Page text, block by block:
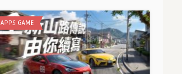
APPS GAME